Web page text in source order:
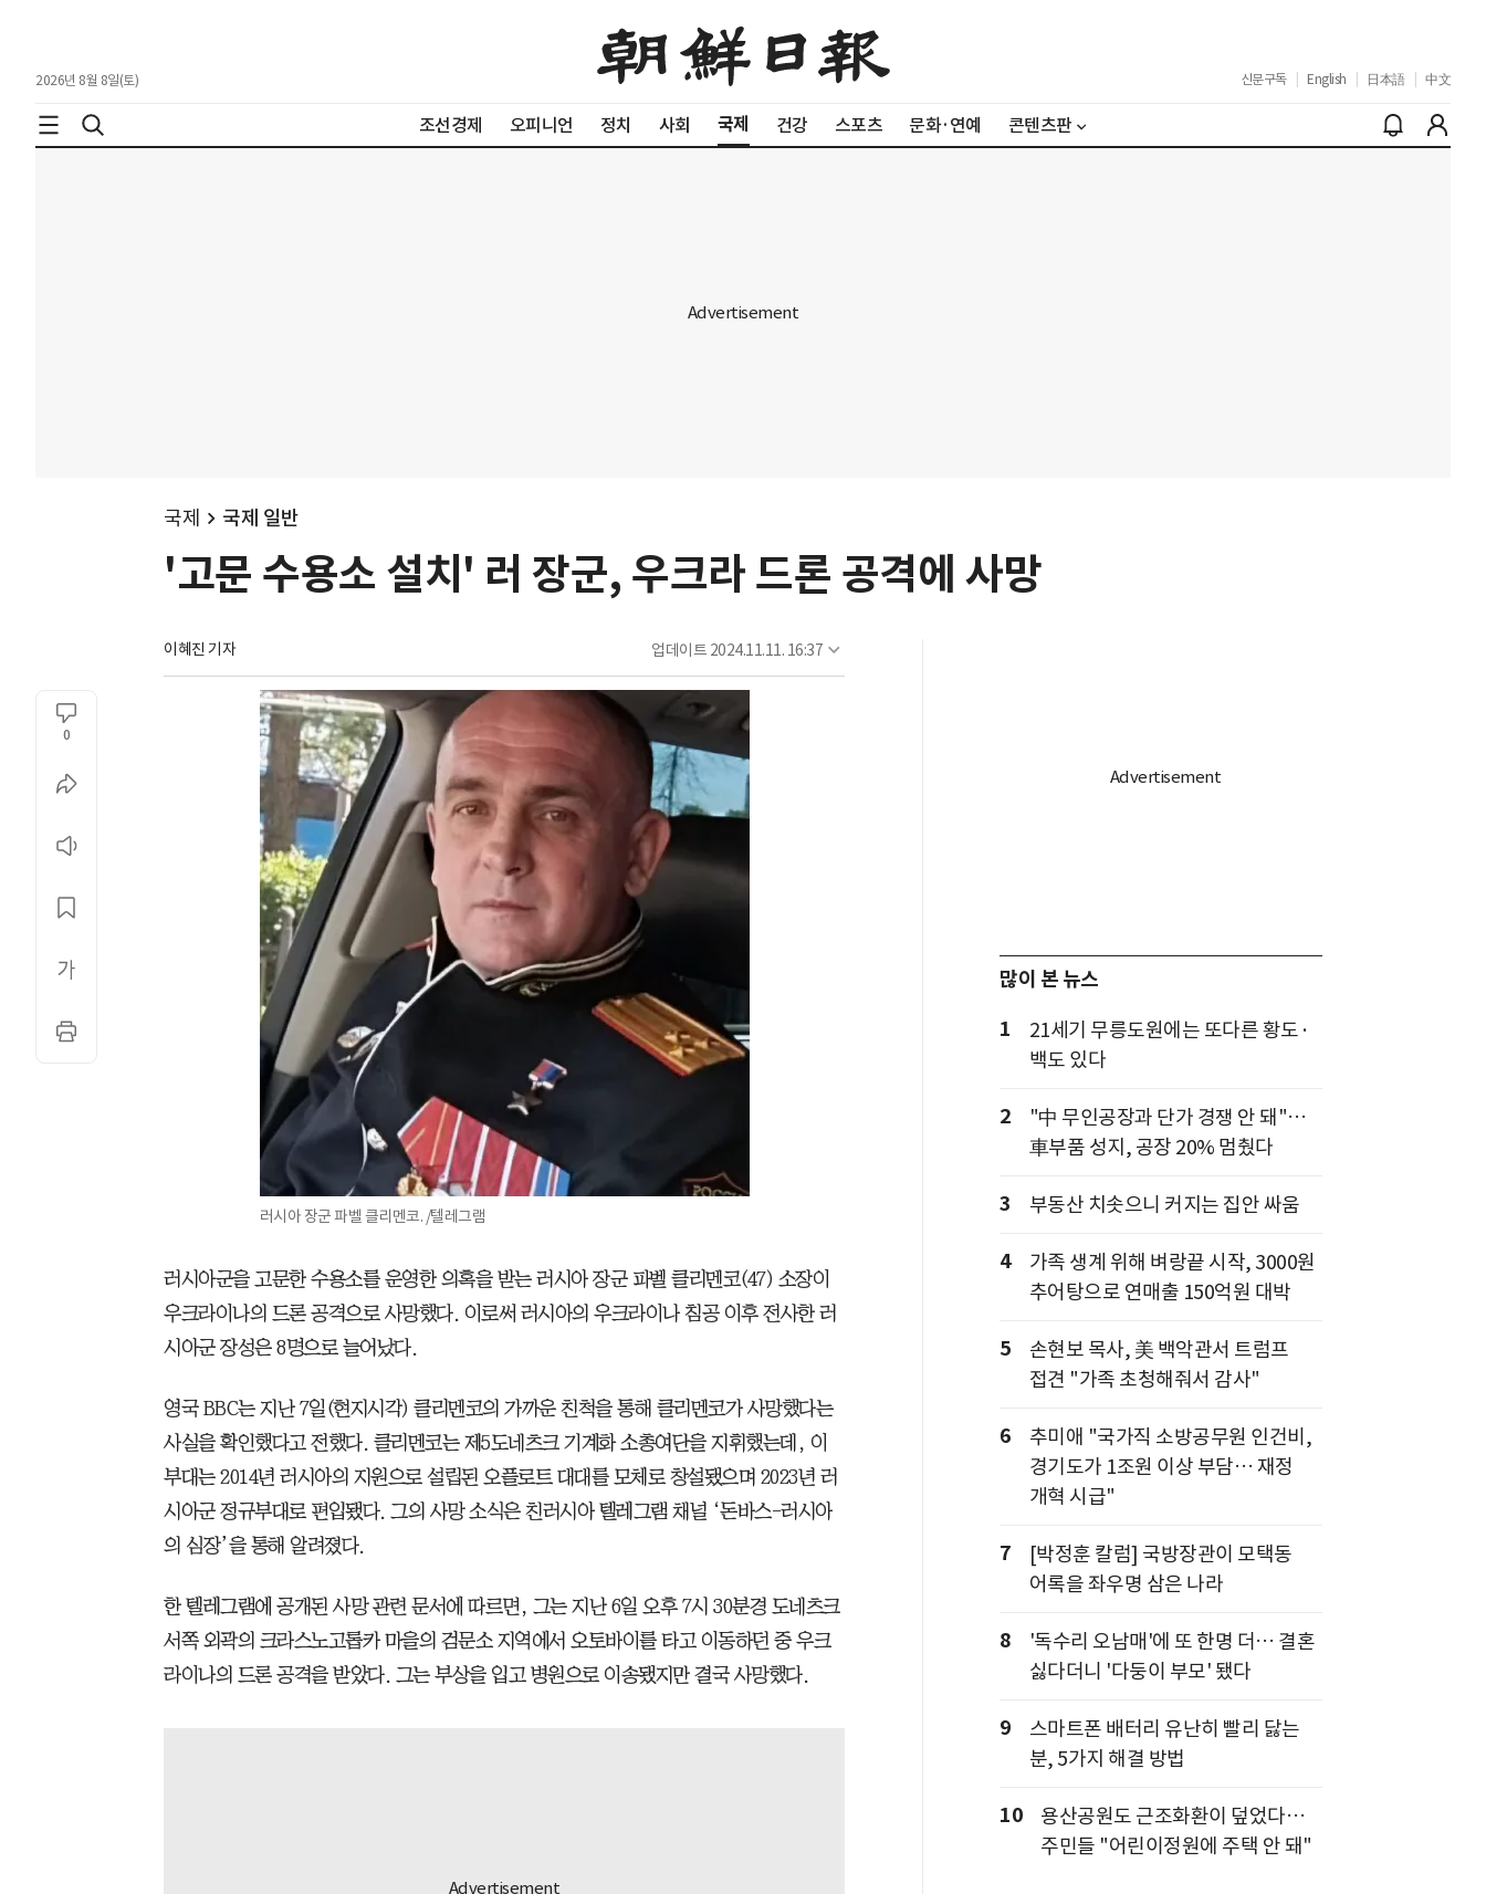
2026년 8월 8일(토) 신문구독 English 日本語 中文
조선경제 오피니언 정치 사회 국제 건강 스포츠 문화·연예 콘텐츠판
국제 국제 일반
'고문 수용소 설치' 러 장군, 우크라 드론 공격에 사망
이혜진 기자 업데이트 2024.11.11. 16:37
0
러시아 장군 파벨 클리멘코. /텔레그램
러시아군을 고문한 수용소를 운영한 의혹을 받는 러시아 장군 파벨 클리멘코(47) 소장이
우크라이나의 드론 공격으로 사망했다. 이로써 러시아의 우크라이나 침공 이후 전사한 러
시아군 장성은 8명으로 늘어났다.
영국 BBC는 지난 7일(현지시각) 클리멘코의 가까운 친척을 통해 클리멘코가 사망했다는
사실을 확인했다고 전했다. 클리멘코는 제5도네츠크 기계화 소총여단을 지휘했는데, 이
부대는 2014년 러시아의 지원으로 설립된 오플로트 대대를 모체로 창설됐으며 2023년 러
시아군 정규부대로 편입됐다. 그의 사망 소식은 친러시아 텔레그램 채널 ‘돈바스-러시아
의 심장’을 통해 알려졌다.
한 텔레그램에 공개된 사망 관련 문서에 따르면, 그는 지난 6일 오후 7시 30분경 도네츠크
서쪽 외곽의 크라스노고롭카 마을의 검문소 지역에서 오토바이를 타고 이동하던 중 우크
라이나의 드론 공격을 받았다. 그는 부상을 입고 병원으로 이송됐지만 결국 사망했다.
많이 본 뉴스
1
21세기 무릉도원에는 또다른 황도·
백도 있다
2
"中 무인공장과 단가 경쟁 안 돼"…
車부품 성지, 공장 20% 멈췄다
3 부동산 치솟으니 커지는 집안 싸움
4
가족 생계 위해 벼랑끝 시작, 3000원
추어탕으로 연매출 150억원 대박
5
손현보 목사, 美 백악관서 트럼프
접견 "가족 초청해줘서 감사"
6
추미애 "국가직 소방공무원 인건비,
경기도가 1조원 이상 부담… 재정
개혁 시급"
7
[박정훈 칼럼] 국방장관이 모택동
어록을 좌우명 삼은 나라
8
'독수리 오남매'에 또 한명 더… 결혼
싫다더니 '다둥이 부모' 됐다
9
스마트폰 배터리 유난히 빨리 닳는
분, 5가지 해결 방법
10
용산공원도 근조화환이 덮었다…
주민들 "어린이정원에 주택 안 돼"